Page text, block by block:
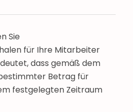
Sie
für Ihre Mitarbeiter
dass gemäß dem
Betrag für
festgelegten Zeitraum